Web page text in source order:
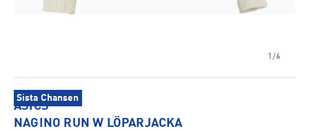
1/6
Sista Chansen
ASICS
NAGINO RUN W LÖPARJACKA